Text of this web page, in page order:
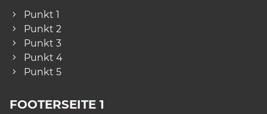
Punkt 1
Punkt 2
Punkt 3
Punkt 4
Punkt 5
FOOTERSEITE 1